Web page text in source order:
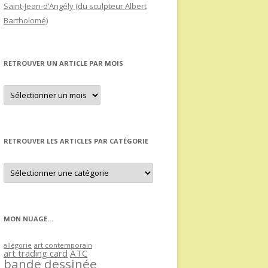
Saint-Jean-d’Angély (du sculpteur Albert
Bartholomé)
RETROUVER UN ARTICLE PAR MOIS
Retrouver
un
article
RETROUVER LES ARTICLES PAR CATÉGORIE
Retrouver
les
articles
MON NUAGE…
allégorie art contemporain
art trading card ATC
bande dessinée